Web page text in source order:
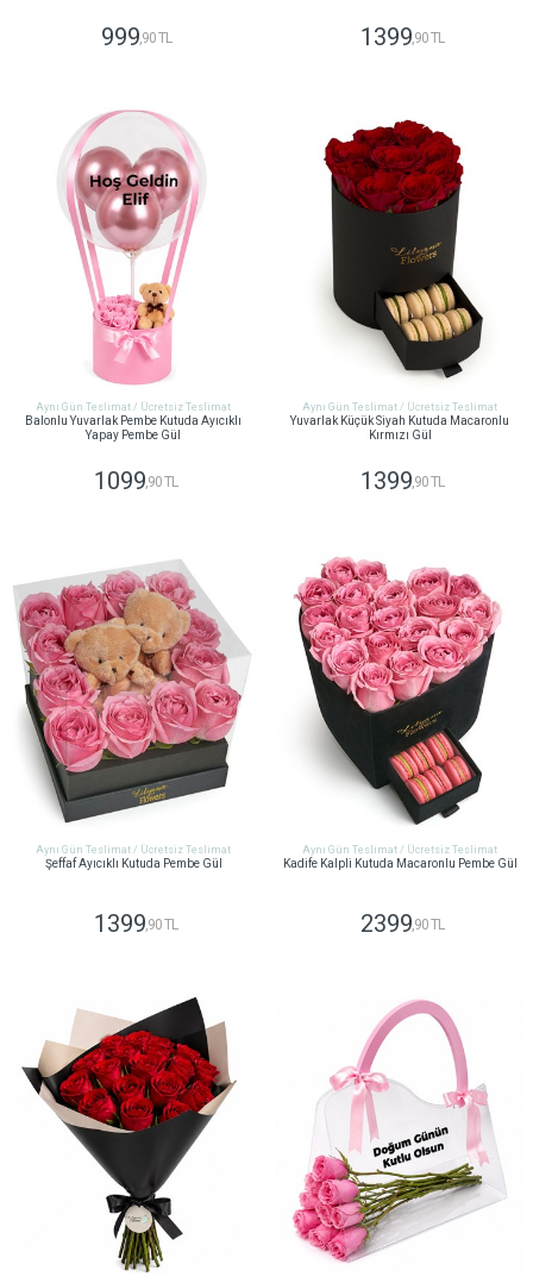
999,90 TL 1399,90 TL
Aynı Gün Teslimat / Ücretsiz Teslimat
Balonlu Yuvarlak Pembe Kutuda Ayıcıklı
Yapay Pembe Gül
1099 ,90 TL
Aynı Gün Teslimat / Ücretsiz Teslimat
Yuvarlak Küçük Siyah Kutuda Macaronlu
Kırmızı Gül
1399 ,90 TL
Aynı Gün Teslimat / Ücretsiz Teslimat
Şeffaf Ayıcıklı Kutuda Pembe Gül
1399,90 TL
Aynı Gün Teslimat / Ücretsiz Teslimat
Kadife Kalpli Kutuda Macaronlu Pembe Gül
2399,90 TL